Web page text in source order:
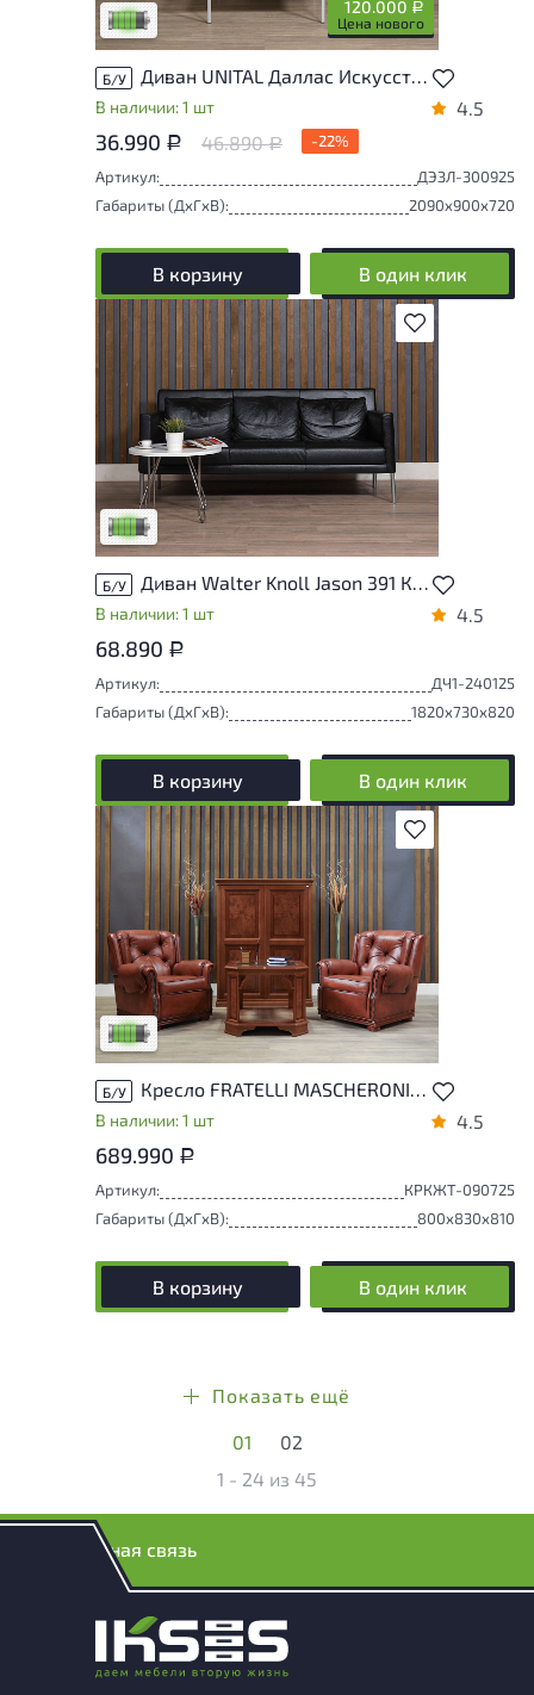
120.000 Р
Цена нового
Низкая степень износа
Б/У Диван UNITAL Даллас Искусственная кожа Зелёный Россия
В наличии: 1 шт 4.5
36.990 Р 46.890Р
-22%
Артикул:
ДЭЗЛ-300925
Габариты (ДxГxВ):
2090x900x720
В корзину В один клик
В избранное
У товара присутствуют незначительные
следы эксплуатации, не влияющие на
удобство его использования
Низкая степень износа
Б/У Диван Walter Knoll Jason 391 Кожа Чёрный Германия
В наличии: 1 шт 4.5
68.890 Р
Артикул:
ДЧ1-240125
Габариты (ДxГxВ):
1820x730x820
В корзину В один клик
В избранное
У товара присутствуют незначительные
следы эксплуатации, не влияющие на
удобство его использования
Низкая степень износа
Б/У Кресло FRATELLI MASCHERONI Кожа Коричневый Италия
В наличии: 1 шт 4.5
689.990 Р
Артикул:
КРКЖТ-090725
Габариты (ДxГxВ):
800x830x810
В корзину В один клик
Показать ещё
01
02
1 - 24 из 45
Обратная связь